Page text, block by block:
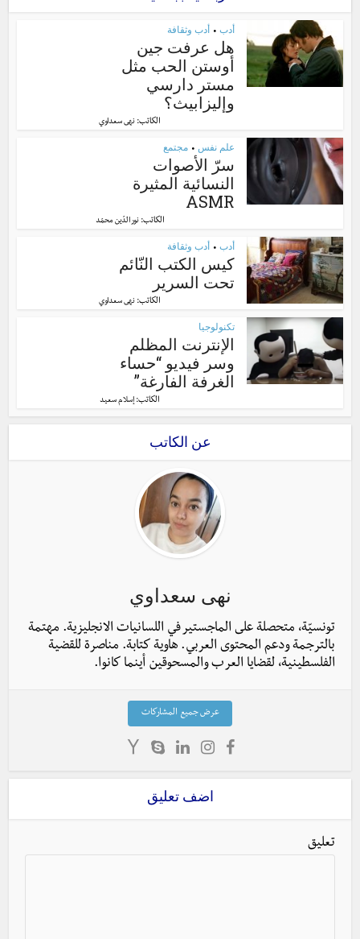
أدب • أدب وثقافة
هل عرفت جين
أوستن الحب مثل
مستر دارسي
وإليزابيث؟
الكاتب: نهى سعداوي
علم نفس • مجتمع
سرّ الأصوات
النسائية المثيرة
ASMR
الكاتب:نور الدّين محمّد
أدب • أدب وثقافة
كيس الكتب النّائم
تحت السرير
الكاتب: نهى سعداوي
تكنولوجيا
الإنترنت المظلم
وسر فيديو “حساء
الغرفة الفارغة”
الكاتب: إسلام سعيد
عن الكاتب
نهى سعداوي
تونسيّة، متحصلة على الماجستير في اللسانيات الانجليزية. مهتمة
بالترجمة ودعم المحتوى العربي. هاوية كتابة. مناصرة للقضية
الفلسطينية، لقضايا العرب والمسحوقين أينما كانوا.
عرض جميع المشاركات
اضف تعليق
تعليق